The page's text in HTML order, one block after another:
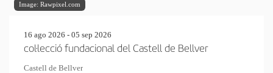
Image: Rawpixel.com
16 ago 2026 - 05 sep 2026
col·lecció fundacional del Castell de Bellver
Castell de Bellver